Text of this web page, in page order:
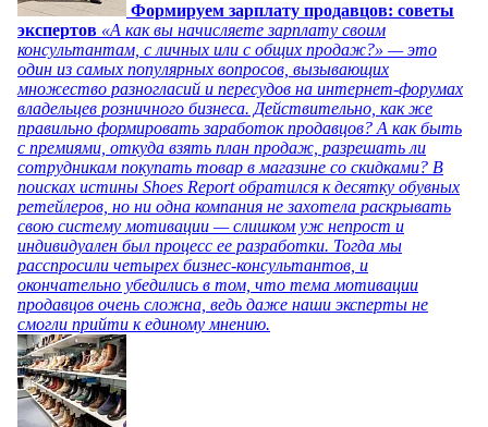
Формируем зарплату продавцов: советы
экспертов «А как вы начисляете зарплату своим
консультантам, с личных или с общих продаж?» — это
один из самых популярных вопросов, вызывающих
множество разногласий и пересудов на интернет-форумах
владельцев розничного бизнеса. Действительно, как же
правильно формировать заработок продавцов? А как быть
с премиями, откуда взять план продаж, разрешать ли
сотрудникам покупать товар в магазине со скидками? В
поисках истины Shoes Report обратился к десятку обувных
ретейлеров, но ни одна компания не захотела раскрывать
свою систему мотивации — слишком уж непрост и
индивидуален был процесс ее разработки. Тогда мы
расспросили четырех бизнес-консультантов, и
окончательно убедились в том, что тема мотивации
продавцов очень сложна, ведь даже наши эксперты не
смогли прийти к единому мнению.